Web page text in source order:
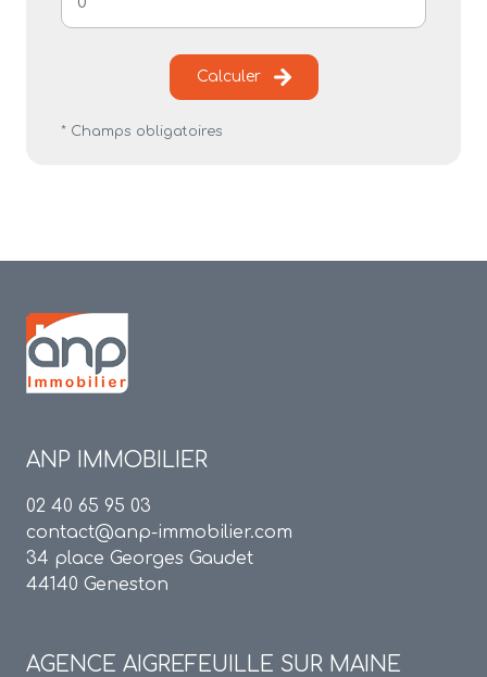
Calculer
* Champs obligatoires
ANP IMMOBILIER
02 40 65 95 03
contact@anp-immobilier.com
34 place Georges Gaudet
44140 Geneston
AGENCE AIGREFEUILLE SUR MAINE